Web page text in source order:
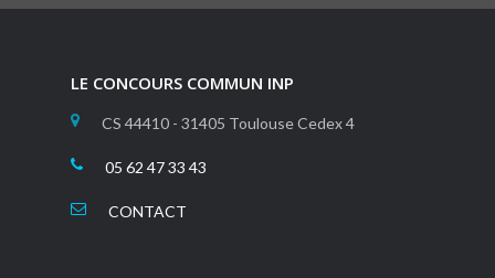
LE CONCOURS COMMUN INP
CS 44410 - 31405 Toulouse Cedex 4
05 62 47 33 43
CONTACT